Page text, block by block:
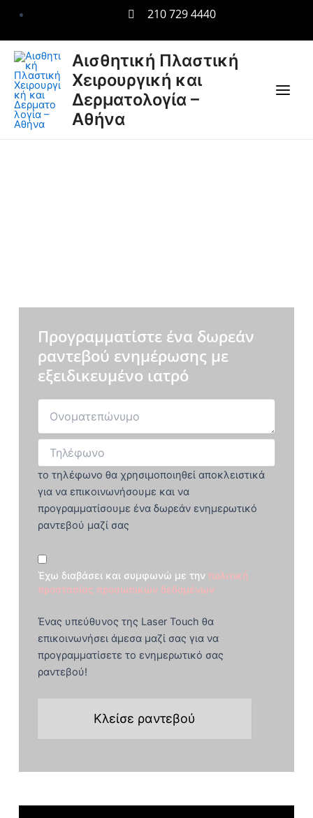
περιεχόμενο
210 729 4440
Αισθητική Πλαστική
Χειρουργική και
Δερματολογία –
Αθήνα
Προγραμματίστε ένα δωρεάν
ραντεβού ενημέρωσης με
εξειδικευμένο ιατρό
το τηλέφωνο θα χρησιμοποιηθεί αποκλειστικά
για να επικοινωνήσουμε και να
προγραμματίσουμε ένα δωρεάν ενημερωτικό
ραντεβού μαζί σας
Έχω διαβάσει και συμφωνώ με την πολιτική
προστασίας προσωπικών δεδομένων
Ένας υπεύθυνος της Laser Touch θα
επικοινωνήσει άμεσα μαζί σας για να
προγραμματίσετε το ενημερωτικό σας
ραντεβού!
Κλείσε ραντεβού